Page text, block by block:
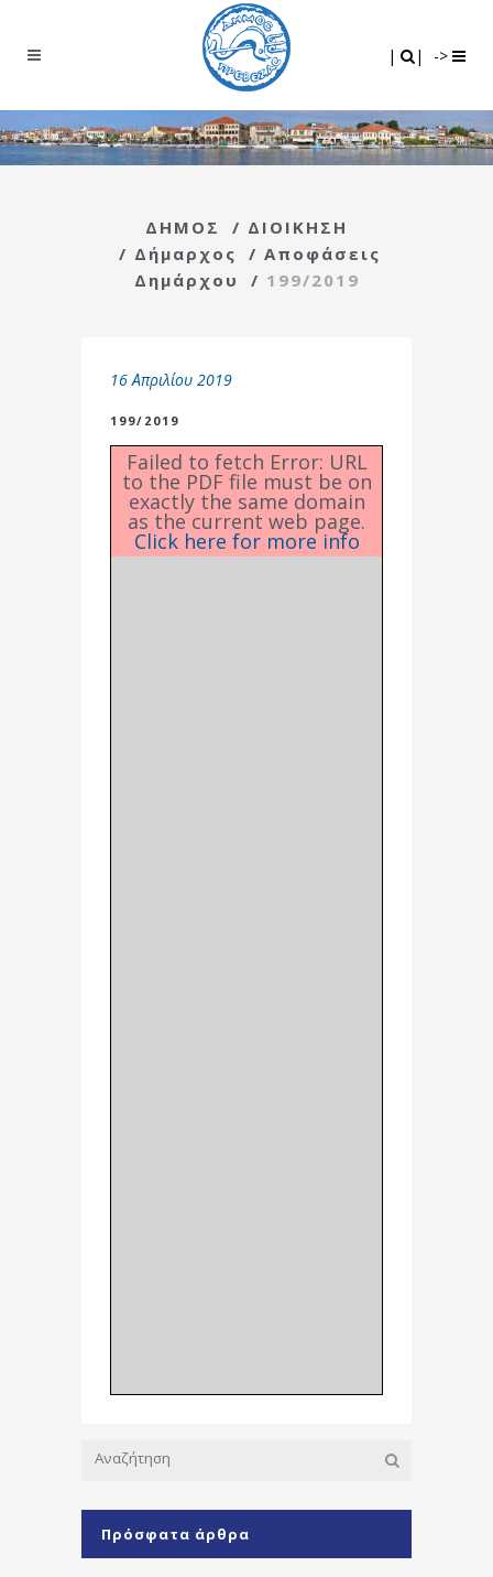
| | ->
ΔΗΜΟΣ / ΔΙΟΙΚΗΣΗ
/ Δήμαρχος / Αποφάσεις
Δημάρχου
/ 199/2019
16 Απριλίου 2019
199/2019
Failed to fetch Error: URL
to the PDF file must be on
exactly the same domain
as the current web page.
Click here for more info
Πρόσφατα άρθρα